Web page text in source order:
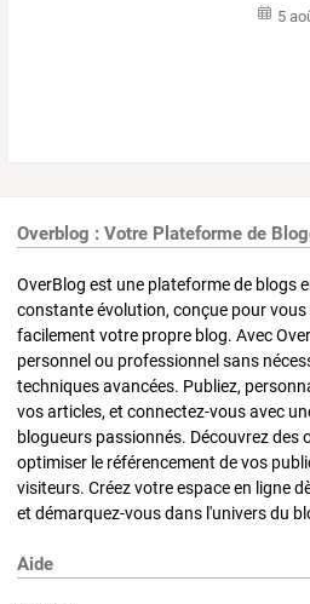
5
Overblog : Votre Plateforme de
OverBlog est une plateforme de blogs
constante évolution, conçue pour
facilement votre propre blog. Avec
personnel ou professionnel sans
techniques avancées. Publiez,
vos articles, et connectez-vous avec
blogueurs passionnés. Découvrez des
optimiser le référencement de vos
visiteurs. Créez votre espace en ligne
et démarquez-vous dans l'univers du
Aide